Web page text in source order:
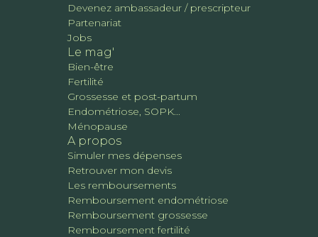
Devenez ambassadeur / prescripteur
Partenariat
Jobs
Le mag'
Bien-être
Fertilité
Grossesse et post-partum
Endométriose, SOPK...
Ménopause
A propos
Simuler mes dépenses
Retrouver mon devis
Les remboursements
Remboursement endométriose
Remboursement grossesse
Remboursement fertilité